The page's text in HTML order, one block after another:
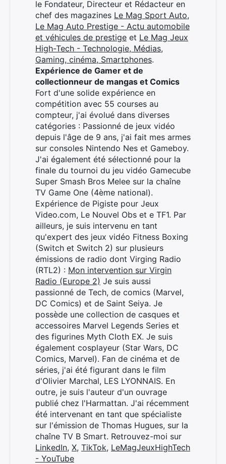
le Fondateur, Directeur et Rédacteur en
chef des magazines Le Mag Sport Auto,
Le Mag Auto Prestige - Actu automobile
et véhicules de prestige et Le Mag Jeux
High-Tech - Technologie, Médias,
Gaming, cinéma, Smartphones.
Expérience de Gamer et de
collectionneur de mangas et Comics
Fort d'une solide expérience en
compétition avec 55 courses au
compteur, j'ai évolué dans diverses
catégories : Passionné de jeux vidéo
depuis l'âge de 9 ans, j'ai fait mes armes
sur consoles Nintendo Nes et Gameboy.
J'ai également été sélectionné pour la
finale du tournoi du jeu vidéo Gamecube
Super Smash Bros Melee sur la chaîne
TV Game One (4ème national).
Expérience de Pigiste pour Jeux
Video.com, Le Nouvel Obs et e TF1. Par
ailleurs, je suis intervenu en tant
qu'expert des jeux vidéo Fitness Boxing
(Switch et Switch 2) sur plusieurs
émissions de radio dont Virging Radio
(RTL2) : Mon intervention sur Virgin
Radio (Europe 2) Je suis aussi
passionné de Tech, de comics (Marvel,
DC Comics) et de Saint Seiya. Je
possède une collection de casques et
accessoires Marvel Legends Series et
des figurines Myth Cloth EX. Je suis
également cosplayeur (Star Wars, DC
Comics, Marvel). Fan de cinéma et de
séries, j'ai été figurant dans le film
d'Olivier Marchal, LES LYONNAIS. En
outre, je suis l'auteur d'un ouvrage
publié chez l'Harmattan. J'ai récemment
été intervenant en tant que spécialiste
sur l'émission de Thomas Hugues, sur la
chaîne TV B Smart. Retrouvez-moi sur
LinkedIn, X, TikTok, LeMagJeuxHighTech
- YouTube
Rechercher